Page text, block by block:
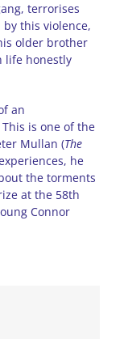
terrorises
this violence,
older brother
life honestly
an
is one of the
Mullan (The
he
the torments
at the 58th
Connor